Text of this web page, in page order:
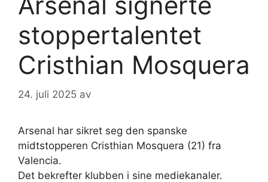
stoppertalentet
Cristhian Mosquera
24. juli 2025 av
Arsenal har sikret seg den spanske
midtstopperen Cristhian Mosquera (21) fra
Valencia.
Det bekrefter klubben i sine mediekanaler.